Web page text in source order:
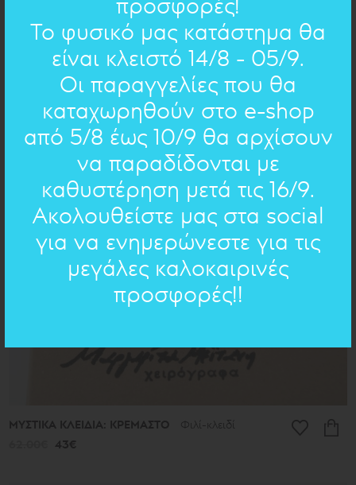
ΣΦΑΙΡΕΣ : ΚΡΕΜΑΣΤΟ 10 mm
62.00€ 43€
ΠΡΟΣΦΟΡΑ
ΜΥΣΤΙΚΑ ΚΛΕΙΔΙΑ: ΚΡΕΜΑΣΤΟ Φιλί-κλειδί
43€
Το φυσικό μας κατάστημα θα
είναι κλειστό 14/8 - 05/9.
Οι παραγγελίες που θα
καταχωρηθούν στο e-shop
από 5/8 έως 10/9 θα αρχίσουν
να παραδίδονται με
καθυστέρηση μετά τις 16/9.
Ακολουθείστε μας στα social
για να ενημερώνεστε για τις
μεγάλες καλοκαιρινές
προσφορές!!